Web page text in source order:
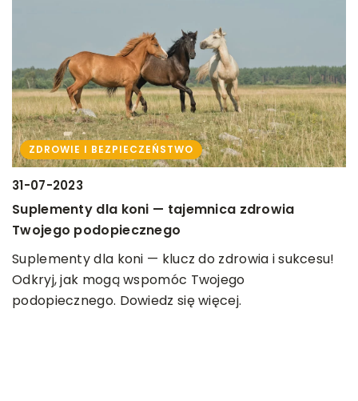
ZDROWIE I BEZPIECZEŃSTWO
31-07-2023
Suplementy dla koni — tajemnica zdrowia
Twojego podopiecznego
Suplementy dla koni — klucz do zdrowia i sukcesu!
Odkryj, jak mogą wspomóc Twojego
podopiecznego. Dowiedz się więcej.